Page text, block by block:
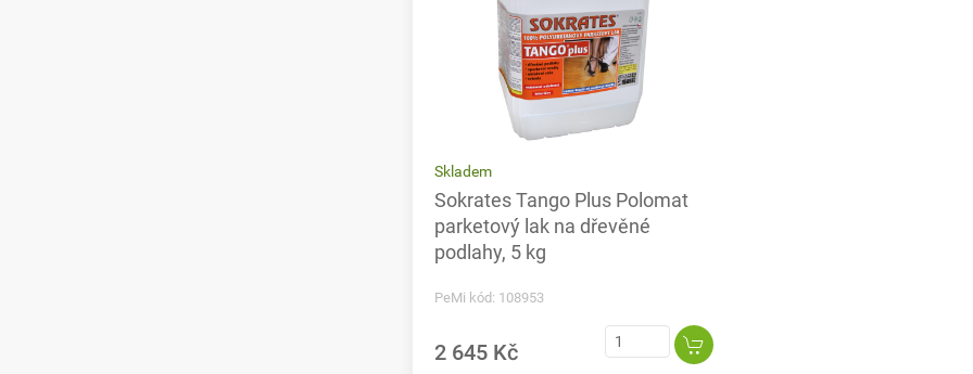
Skladem
Sokrates Tango Plus Polomat
parketový lak na dřevěné
podlahy, 5 kg
PeMi kód: 108953
2 645 Kč